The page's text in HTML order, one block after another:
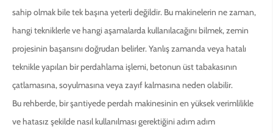
sahip olmak bile tek başına yeterli değildir. Bu makinelerin ne zaman,
hangi tekniklerle ve hangi aşamalarda kullanılacağını bilmek, zemin
projesinin başarısını doğrudan belirler. Yanlış zamanda veya hatalı
teknikle yapılan bir perdahlama işlemi, betonun üst tabakasının
çatlamasına, soyulmasına veya zayıf kalmasına neden olabilir.
Bu rehberde, bir şantiyede perdah makinesinin en yüksek verimlilikle
ve hatasız şekilde nasıl kullanılması gerektiğini adım adım